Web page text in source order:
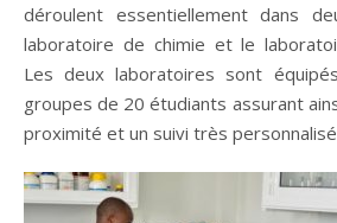
déroulent essentiellement dans
laboratoire de chimie et le
Les deux laboratoires sont
groupes de 20 étudiants assurant
proximité et un suivi très